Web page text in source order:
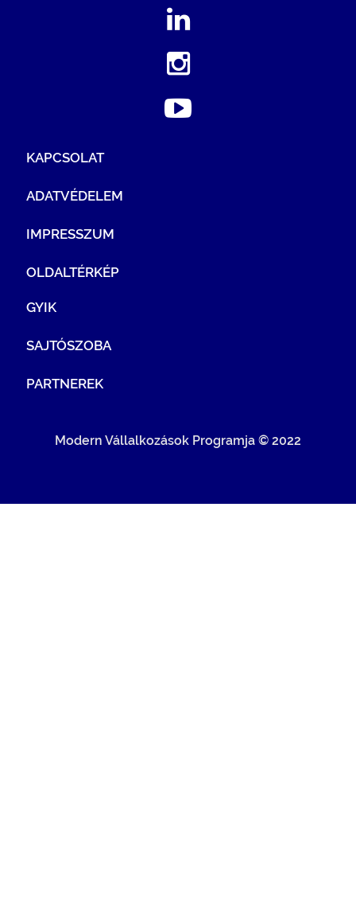
KAPCSOLAT
ADATVÉDELEM
IMPRESSZUM
OLDALTÉRKÉP
GYIK
SAJTÓSZOBA
PARTNEREK
Modern Vállalkozások Programja © 2022